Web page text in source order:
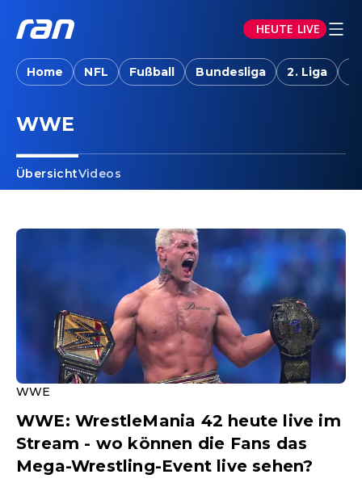
HEUTE LIVE
Home NFL Fußball Bundesliga 2. Liga
WWE
ÜbersichtVideos
WWE
WWE: WrestleMania 42 heute live im
Stream - wo können die Fans das
Mega-Wrestling-Event live sehen?